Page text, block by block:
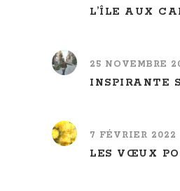
L’ÎLE AUX
25 NOVEMBRE
INSPIRANTE
7 FÉVRIER 2022
LES VŒUX